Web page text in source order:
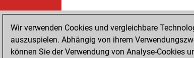
Wir verwenden Cookies und vergleichbare
auszuspielen. Abhängig von ihrem
können Sie der Verwendung von Analyse-Cookies